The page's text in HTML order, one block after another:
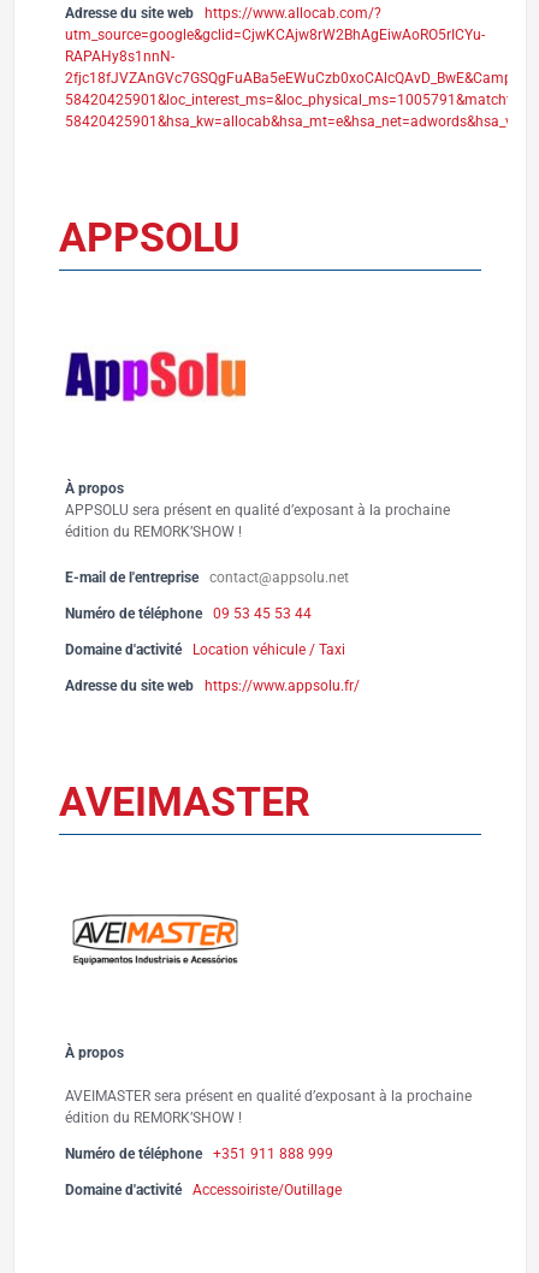
Adresse du site web
https://www.allocab.com/?
utm_source=google&gclid=CjwKCAjw8rW2BhAgEiwAoRO5rICYu-
RAPAHy8s1nnN-
APPSOLU
À propos
APPSOLU sera présent en qualité d’exposant à la prochaine
édition du REMORK’SHOW !
E-mail de l'entreprise contact@appsolu.net
Numéro de téléphone 09 53 45 53 44
Domaine d'activité Location véhicule / Taxi
Adresse du site web https://www.appsolu.fr/
AVEIMASTER
À propos
AVEIMASTER sera présent en qualité d’exposant à la prochaine
édition du REMORK’SHOW !
Numéro de téléphone +351 911 888 999
Domaine d'activité Accessoiriste/Outillage